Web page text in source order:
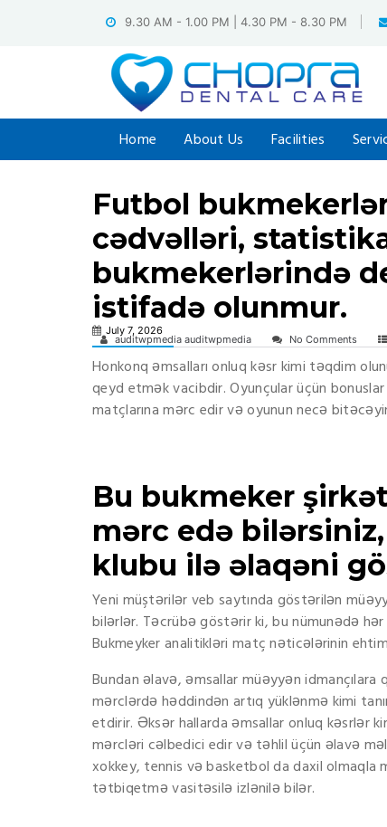
9.30 AM - 1.00 PM | 4.30 PM - 8.30 PM
Home About Us Facilities
Futbol
cədvəlləri,
bukmekerlərində
istifadə olunmur.
July 7, 2026
auditwpmedia auditwpmedia No Comments
Honkonq əmsalları onluq kəsr kimi təqdim
qeyd etmək vacibdir.Oyunçular üçün
matçlarına mərc edir və oyunun necə
Bu bukmeker
mərc edə
klubu ilə əlaqəni
Yeni müştərilər veb saytında göstərilən
bilərlər. Təcrübə göstərir ki, bu nümunədə hər
Bukmeyker analitikləri matç nəticələrinin
Bundan əlavə, əmsallar müəyyən idmançılara
mərclərdə həddindən artıq yüklənmə kimi
etdirir. Əksər hallarda əmsallar onluq kəsrlər
mərcləri cəlbedici edir və təhlil üçün əlavə
xokkey, tennis və basketbol da daxil
tətbiqetmə vasitəsilə izlənilə bilər.